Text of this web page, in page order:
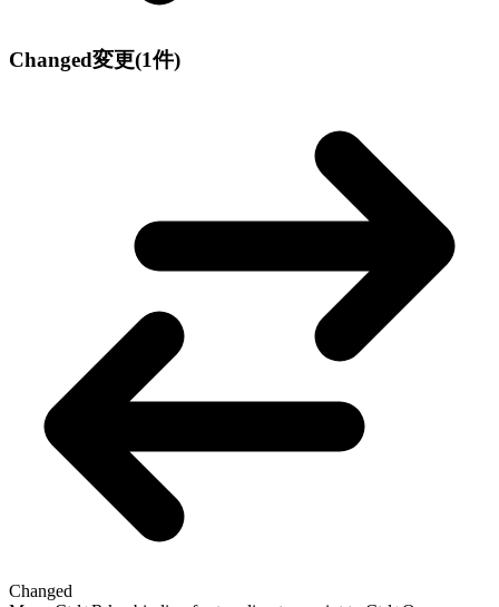
Changed変更(1件)
Changed